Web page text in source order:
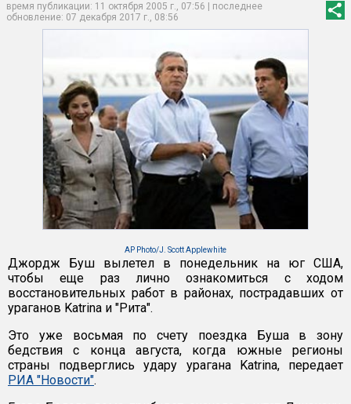
время публикации: 11 октября 2005 г., 07:56 | последнее
обновление: 07 декабря 2017 г., 08:56
AP Photo/J. Scott Applewhite
Джордж Буш вылетел в понедельник на юг США,
чтобы еще раз лично ознакомиться с ходом
восстановительных работ в районах, пострадавших от
ураганов Katrina и "Рита".
Это уже восьмая по счету поездка Буша в зону
бедствия с конца августа, когда южные регионы
страны подверглись удару урагана Katrina, передает
РИА "Новости".